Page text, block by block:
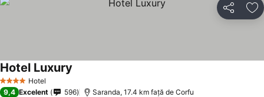
Distribuiți
4 Stele Hotel
Hotel Luxury
9,4 Excelent 596 Saranda, 17.4 km faţă de Corfu